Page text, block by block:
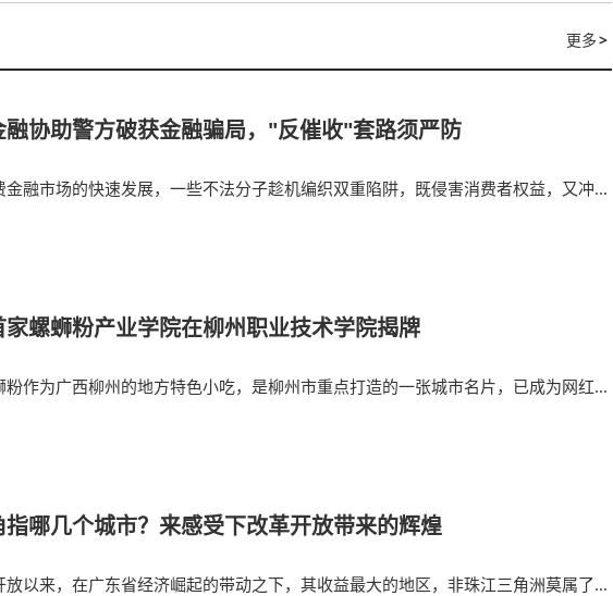
更多>
融协助警方破获金融骗局，"反催收"套路须严防
金融市场的快速发展，一些不法分子趁机编织双重陷阱，既侵害消费者权益，又冲击
家螺蛳粉产业学院在柳州职业技术学院揭牌
粉作为广西柳州的地方特色小吃，是柳州市重点打造的一张城市名片，已成为网红美
指哪几个城市？来感受下改革开放带来的辉煌
放以来，在广东省经济崛起的带动之下，其收益最大的地区，非珠江三角洲莫属了。